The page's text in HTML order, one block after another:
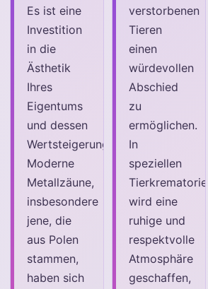
Es ist eine
Investition
in die
Ästhetik
Ihres
Eigentums
und dessen
Wertsteigerung.
Moderne
Metallzäune,
insbesondere
jene, die
aus Polen
stammen,
haben sich
verstorbenen
Tieren
einen
würdevollen
Abschied
zu
ermöglichen.
In
speziellen
Tierkrematorien
wird eine
ruhige und
respektvolle
Atmosphäre
geschaffen,